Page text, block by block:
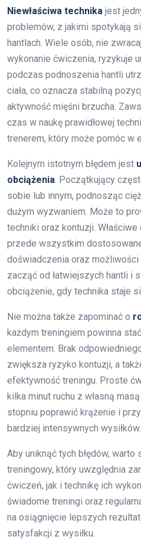
Niewłaściwa technika jest
problemów, z jakimi spotykają
hantlach. Wiele osób, nie
wykonanie ćwiczenia, ryzykuje
podczas podnoszenia hantli
ciała, co oznacza stabilną
aktywność mięśni brzucha.
czas w naukę prawidłowej
trenerem, który może pomóc w
Kolejnym istotnym błędem jest
obciążenia. Początkujący
sobie lub innym, podnosząc
dużym wyzwaniem. Może to
techniki oraz kontuzji.
przede wszystkim
doświadczenia oraz
zacząć od łatwiejszych hantli i
obciążenie, gdy technika staje
Nie można także zapominać o
każdym treningiem powinna
elementem. Brak
zwiększa ryzyko kontuzji, a
efektywność treningu. Proste
kilka minut ruchu z własną
stopniu poprawić krążenie i
bardziej intensywnych wysiłków.
Aby uniknąć tych błędów,
treningowy, który uwzględnia
ćwiczeń, jak i technikę ich
świadome treningi oraz
na osiągnięcie lepszych
satysfakcji z wysiłku.